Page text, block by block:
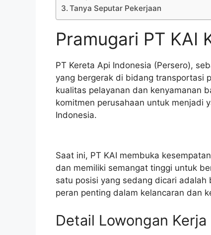
Tanya Seputar Pekerjaan
Pramugari PT KAI
PT Kereta Api Indonesia (Persero),
yang bergerak di bidang transportasi
kualitas pelayanan dan kenyamanan
komitmen perusahaan untuk menjadi
Indonesia.
Saat ini, PT KAI membuka
dan memiliki semangat tinggi untuk
satu posisi yang sedang dicari adalah
peran penting dalam kelancaran dan
Detail Lowongan Kerja